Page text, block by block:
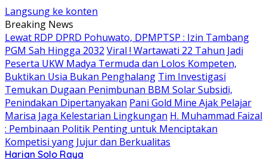
Langsung ke konten
Breaking News
Lewat RDP DPRD Pohuwato, DPMPTSP : Izin Tambang
PGM Sah Hingga 2032 Viral ! Wartawati 22 Tahun Jadi
Peserta UKW Madya Termuda dan Lolos Kompeten,
Buktikan Usia Bukan Penghalang Tim Investigasi
Temukan Dugaan Penimbunan BBM Solar Subsidi,
Penindakan Dipertanyakan Pani Gold Mine Ajak Pelajar
Marisa Jaga Kelestarian Lingkungan H. Muhammad Faizal
: Pembinaan Politik Penting untuk Menciptakan
Kompetisi yang Jujur dan Berkualitas
Harian Solo Raya